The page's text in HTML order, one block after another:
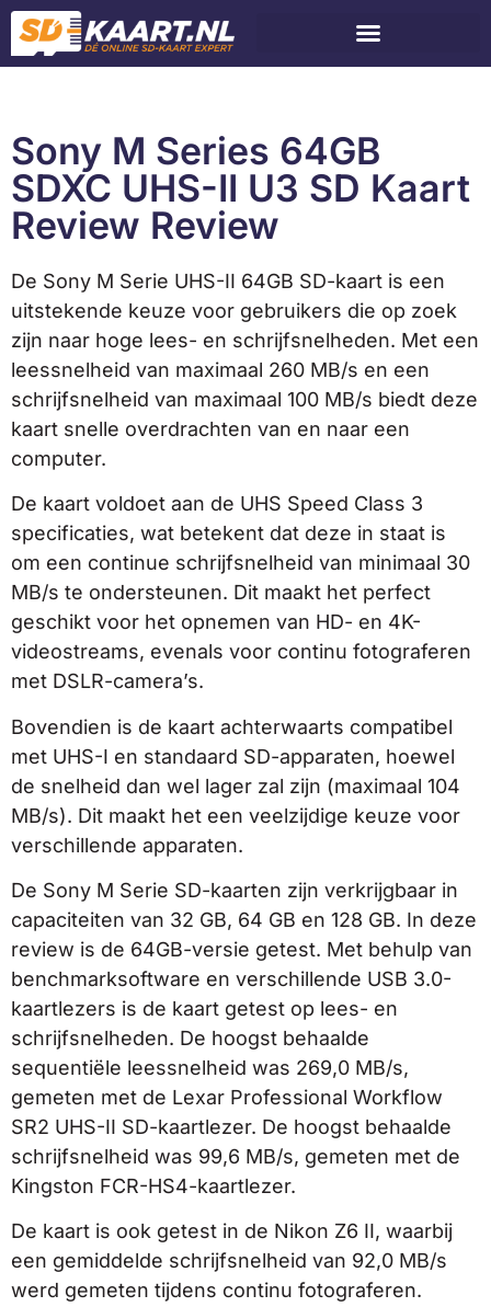
Sony M Series 64GB
SDXC UHS-II U3 SD Kaart
Review Review
De Sony M Serie UHS-II 64GB SD-kaart is een
uitstekende keuze voor gebruikers die op zoek
zijn naar hoge lees- en schrijfsnelheden. Met een
leessnelheid van maximaal 260 MB/s en een
schrijfsnelheid van maximaal 100 MB/s biedt deze
kaart snelle overdrachten van en naar een
computer.
De kaart voldoet aan de UHS Speed Class 3
specificaties, wat betekent dat deze in staat is
om een continue schrijfsnelheid van minimaal 30
MB/s te ondersteunen. Dit maakt het perfect
geschikt voor het opnemen van HD- en 4K-
videostreams, evenals voor continu fotograferen
met DSLR-camera’s.
Bovendien is de kaart achterwaarts compatibel
met UHS-I en standaard SD-apparaten, hoewel
de snelheid dan wel lager zal zijn (maximaal 104
MB/s). Dit maakt het een veelzijdige keuze voor
verschillende apparaten.
De Sony M Serie SD-kaarten zijn verkrijgbaar in
capaciteiten van 32 GB, 64 GB en 128 GB. In deze
review is de 64GB-versie getest. Met behulp van
benchmarksoftware en verschillende USB 3.0-
kaartlezers is de kaart getest op lees- en
schrijfsnelheden. De hoogst behaalde
sequentiële leessnelheid was 269,0 MB/s,
gemeten met de Lexar Professional Workflow
SR2 UHS-II SD-kaartlezer. De hoogst behaalde
schrijfsnelheid was 99,6 MB/s, gemeten met de
Kingston FCR-HS4-kaartlezer.
De kaart is ook getest in de Nikon Z6 II, waarbij
een gemiddelde schrijfsnelheid van 92,0 MB/s
werd gemeten tijdens continu fotograferen.